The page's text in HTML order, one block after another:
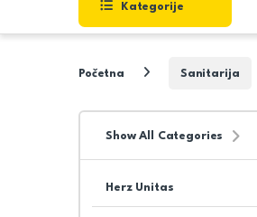
Kategorije
Početna Sanitarija
Show All Categories
Herz Unitas